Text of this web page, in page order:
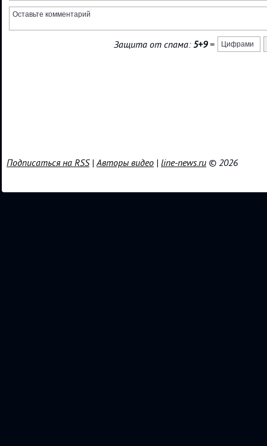
Защита от спама:5+9=
Подписаться на RSS|Авторы видео | line-news.ru © 2026